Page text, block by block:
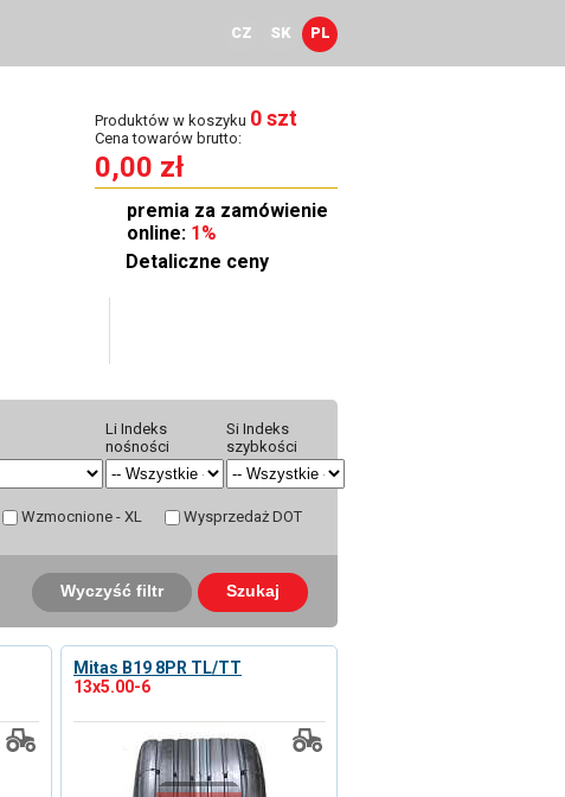
CZ SK PL
Produktów w koszyku 0 szt
Cena towarów brutto:
0,00 zł
premia za zamówienie
online: 1%
Detaliczne ceny
Li Indeks
nośności
Si Indeks
szybkości
Wzmocnione - XL Wysprzedaż DOT
Szukaj
Wyczyść filtr
Mitas B19 8PR TL/TT
13x5.00-6